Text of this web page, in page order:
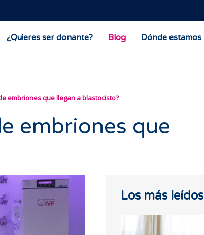
¿Quieres ser donante? Blog Dónde estamos
embriones que llegan a blastocisto?
embriones que
Los más leídos